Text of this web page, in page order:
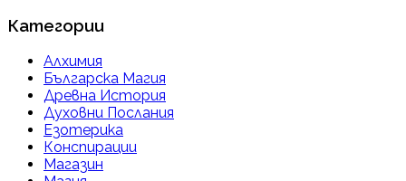
Категории
Алхимия
Българска Магия
Древна История
Духовни Послания
Езотерика
Конспирации
Магазин